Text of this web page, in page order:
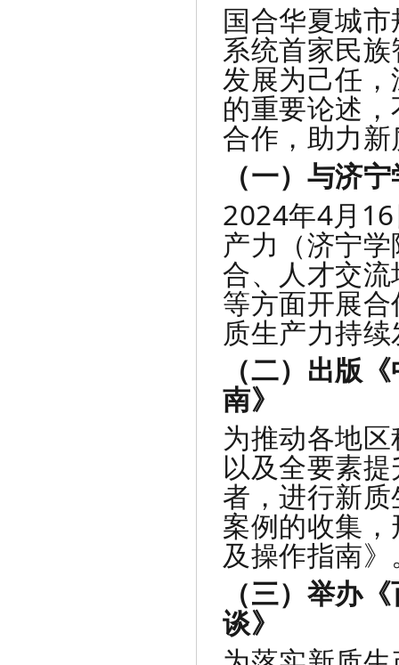
国合华夏城
系统首家民
发展为己任
的重要论述
合作，助力
（一）与济
2024年4月
产力（济宁
合、人才交
等方面开展
质生产力持
（二）出版
南》
为推动各地
以及全要素
者，进行新
案例的收集
及操作指南》
（三）举办
谈》